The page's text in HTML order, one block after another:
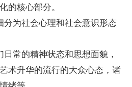
的核心部分。
为社会心理和社会意识形态
常的精神状态和思想面貌，
术升华的流行的大众心态，诸